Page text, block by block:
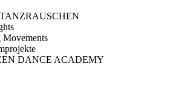
TANZRAUSCHEN
Movements
DANCE ACADEMY